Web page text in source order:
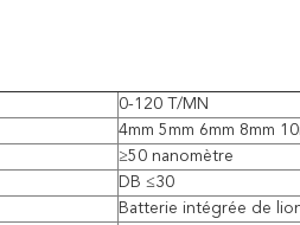
0-120 T/MN
4mm 5mm 6mm 8mm
≥50 nanomètre
DB ≤30
Batterie intégrée de